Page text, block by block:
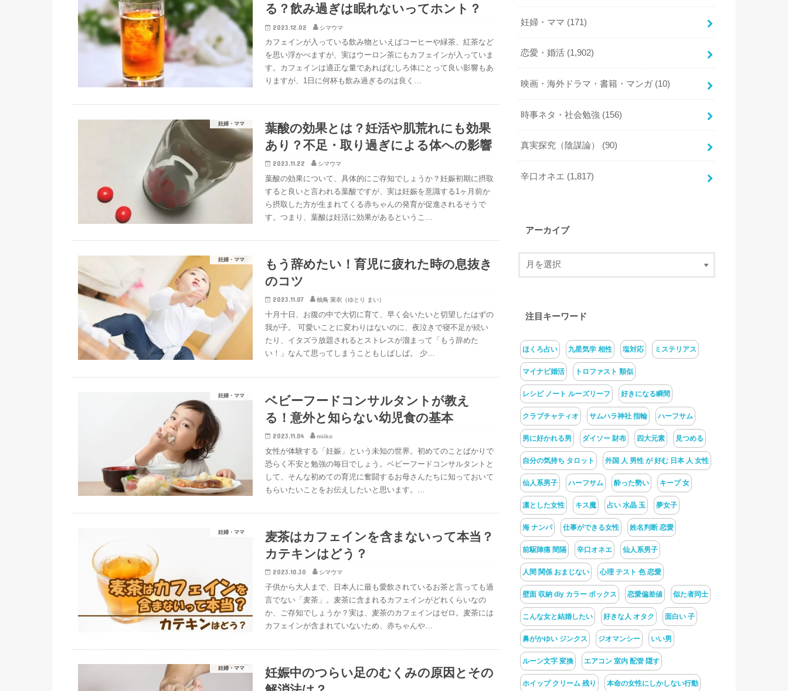
る？飲み過ぎは眠れないってホント？
2023.12.02 シマウマ
カフェインが入っている飲み物といえばコーヒーや緑茶、紅茶など
を思い浮かべますが、実はウーロン茶にもカフェインが入っていま
す。カフェインは適正な量であればむしろ体にとって良い影響もあ
りますが、1日に何杯も飲み過ぎるのは良く…
妊婦・ママ
葉酸の効果とは？妊活や肌荒れにも効果
あり？不足・取り過ぎによる体への影響
2023.11.22 シマウマ
葉酸の効果について、具体的にご存知でしょうか？妊娠初期に摂取
すると良いと言われる葉酸ですが、実は妊娠を意識する1ヶ月前か
ら摂取した方が生まれてくる赤ちゃんの発育が促進されるそうで
す。つまり、葉酸は妊活に効果があるというこ…
妊婦・ママ
もう辞めたい！育児に疲れた時の息抜き
のコツ
2023.11.07 柚鳥 茉衣（ゆとり まい）
十月十日、お腹の中で大切に育て、早く会いたいと切望したはずの
我が子。 可愛いことに変わりはないのに、夜泣きで寝不足が続い
たり、イタズラ放題されるとストレスが溜まって「もう辞めた
い！」なんて思ってしまうこともしばしば。 少…
妊婦・ママ
ベビーフードコンサルタントが教え
る！意外と知らない幼児食の基本
2023.11.04 miiko
女性が体験する「妊娠」という未知の世界。初めてのことばかりで
恐らく不安と勉強の毎日でしょう。ベビーフードコンサルタントと
して、そんな初めての育児に奮闘するお母さんたちに知っておいて
もらいたいことをお伝えしたいと思います。…
妊婦・ママ
麦茶はカフェインを含まないって本当？
カテキンはどう？
2023.10.30 シマウマ
子供から大人まで、日本人に最も愛飲されているお茶と言っても過
言でない「麦茶」。麦茶に含まれるカフェインがどれくらいなの
か、ご存知でしょうか？実は、麦茶のカフェインはゼロ。麦茶には
カフェインが含まれていないため、赤ちゃんや…
妊婦・ママ
妊娠中のつらい足のむくみの原因とその
妊婦・ママ (171)
恋愛・婚活 (1,902)
映画・海外ドラマ・書籍・マンガ (10)
時事ネタ・社会勉強 (156)
真実探究（陰謀論） (90)
辛口オネエ (1,817)
アーカイブ
注目キーワード
ほくろ占い 九星気学 相性 塩対応 ミステリアス
マイナビ婚活 トロファスト 類似
レシピ ノート ルーズリーフ 好きになる瞬間
クラブチャティオ サムハラ神社 指輪 ハーフサム
男に好かれる男 ダイソー 財布 四大元素 見つめる
自分の気持ち タロット 外国 人 男性 が 好む 日本 人 女性
仙人系男子 ハーフサム 酔った勢い キープ 女
凛とした女性 キス魔 占い 水晶 玉 夢女子
海 ナンパ 仕事ができる女性 姓名判断 恋愛
前駆陣痛 間隔 辛口オネエ 仙人系男子
人間 関係 おまじない 心理 テスト 色 恋愛
壁面 収納 diy カラー ボックス 恋愛偏差値 似た者同士
こんな女と結婚したい 好きな人 オタク 面白い 子
鼻がかゆい ジンクス ジオマンシー いい男
ルーン文字 変換 エアコン 室内 配管 隠す
ホイップ クリーム 残り 本命の女性にしかしない行動